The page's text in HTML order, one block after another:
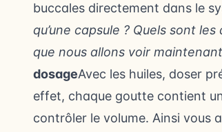
buccales directement dans le
qu’une capsule ? Quels sont
que nous allons voir
dosageAvec les huiles, doser
effet, chaque goutte contient
contrôler le volume. Ainsi vous